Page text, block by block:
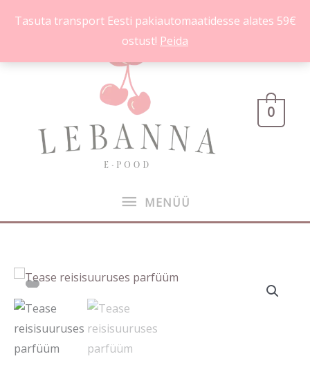
Tasuta transport Eesti pakiautomaatidesse alates 59€
ostust! Peida
MENÜÜ
MENÜÜ
0
Tease
reisisuuruses
parfüüm
EDP
7ml